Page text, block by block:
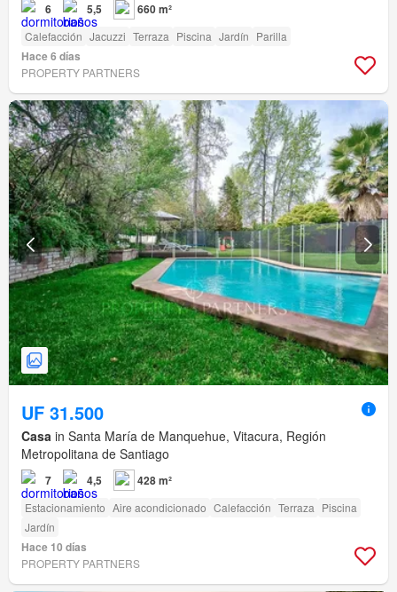
6 5,5 660 m²
Calefacción Jacuzzi Terraza Piscina Jardín Parilla
Hace 6 días
PROPERTY PARTNERS
UF 31.500
Casa in Santa María de Manquehue, Vitacura, Región
Metropolitana de Santiago
7 4,5 428 m²
Estacionamiento Aire acondicionado Calefacción Terraza Piscina
Jardín
Hace 10 días
PROPERTY PARTNERS